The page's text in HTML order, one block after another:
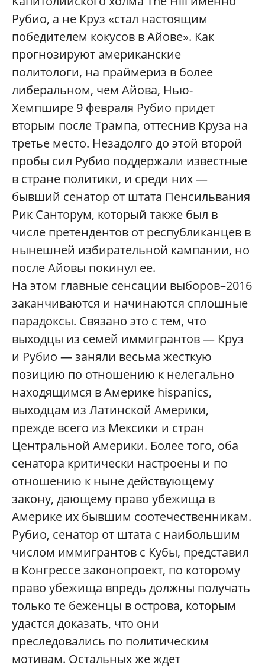
Рубио, а не Круз «стал настоящим
победителем кокусов в Айове». Как
прогнозируют американские
политологи, на праймериз в более
либеральном, чем Айова, Нью-
Хемпшире 9 февраля Рубио придет
вторым после Трампа, оттеснив Круза на
третье место. Незадолго до этой второй
пробы сил Рубио поддержали известные
в стране политики, и среди них —
бывший сенатор от штата Пенсильвания
Рик Санторум, который также был в
числе претендентов от республиканцев в
нынешней избирательной кампании, но
после Айовы покинул ее.
На этом главные сенсации выборов–2016
заканчиваются и начинаются сплошные
парадоксы. Связано это с тем, что
выходцы из семей иммигрантов — Круз
и Рубио — заняли весьма жесткую
позицию по отношению к нелегально
находящимся в Америке hispanics,
выходцам из Латинской Америки,
прежде всего из Мексики и стран
Центральной Америки. Более того, оба
сенатора критически настроены и по
отношению к ныне действующему
закону, дающему право убежища в
Америке их бывшим соотечественникам.
Рубио, сенатор от штата с наибольшим
числом иммигрантов с Кубы, представил
в Конгрессе законопроект, по которому
право убежища впредь должны получать
только те беженцы в острова, которым
удастся доказать, что они
преследовались по политическим
мотивам. Остальных же ждет